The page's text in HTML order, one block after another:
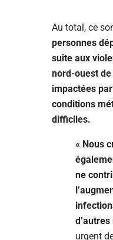
Au total, ce
personnes
suite aux
nord-ouest
impactées
conditions
difficiles.
« Nous
ne
urgent